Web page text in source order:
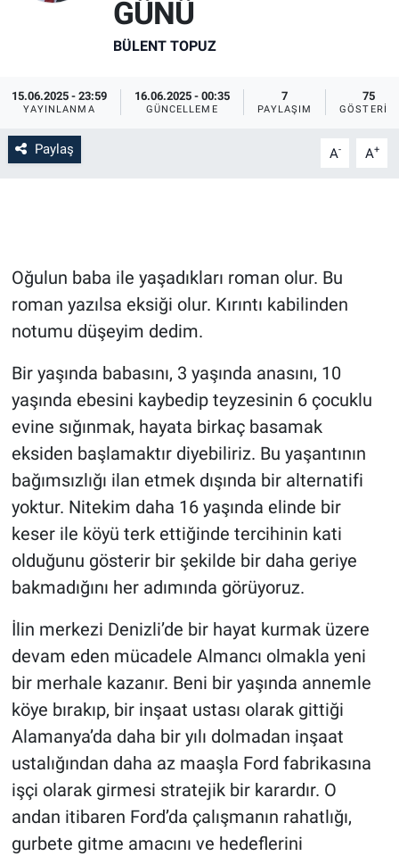
GÜNÜ
BÜLENT TOPUZ
15.06.2025 - 23:59
YAYINLANMA
16.06.2025 - 00:35
GÜNCELLEME
7
PAYLAŞIM
75
GÖSTERIM
Paylaş A- A+
Oğulun baba ile yaşadıkları roman olur. Bu
roman yazılsa eksiği olur. Kırıntı kabilinden
notumu düşeyim dedim.
Bir yaşında babasını, 3 yaşında anasını, 10
yaşında ebesini kaybedip teyzesinin 6 çocuklu
evine sığınmak, hayata birkaç basamak
eksiden başlamaktır diyebiliriz. Bu yaşantının
bağımsızlığı ilan etmek dışında bir alternatifi
yoktur. Nitekim daha 16 yaşında elinde bir
keser ile köyü terk ettiğinde tercihinin kati
olduğunu gösterir bir şekilde bir daha geriye
bakmadığını her adımında görüyoruz.
İlin merkezi Denizli’de bir hayat kurmak üzere
devam eden mücadele Almancı olmakla yeni
bir merhale kazanır. Beni bir yaşında annemle
köye bırakıp, bir inşaat ustası olarak gittiği
Alamanya’da daha bir yılı dolmadan inşaat
ustalığından daha az maaşla Ford fabrikasına
işçi olarak girmesi stratejik bir karardır. O
andan itibaren Ford’da çalışmanın rahatlığı,
gurbete gitme amacını ve hedeflerini